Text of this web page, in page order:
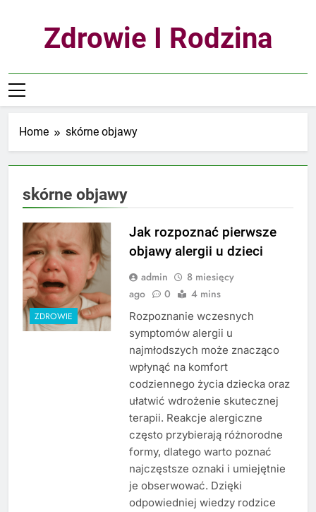
Zdrowie I Rodzina
Home skórne objawy
skórne objawy
ZDROWIE
Jak rozpoznać pierwsze
objawy alergii u dzieci
admin
8 miesięcy
ago
0 4 mins
Rozpoznanie wczesnych
symptomów alergii u
najmłodszych może znacząco
wpłynąć na komfort
codziennego życia dziecka oraz
ułatwić wdrożenie skutecznej
terapii. Reakcje alergiczne
często przybierają różnorodne
formy, dlatego warto poznać
najczęstsze oznaki i umiejętnie
je obserwować. Dzięki
odpowiedniej wiedzy rodzice